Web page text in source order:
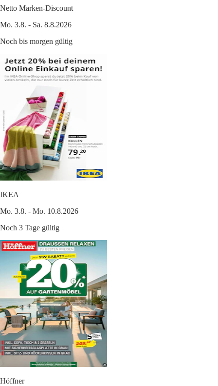
Netto Marken-Discount
Mo. 3.8. - Sa. 8.8.2026
Noch bis morgen gültig
IKEA
Mo. 3.8. - Mo. 10.8.2026
Noch 3 Tage gültig
Höffner